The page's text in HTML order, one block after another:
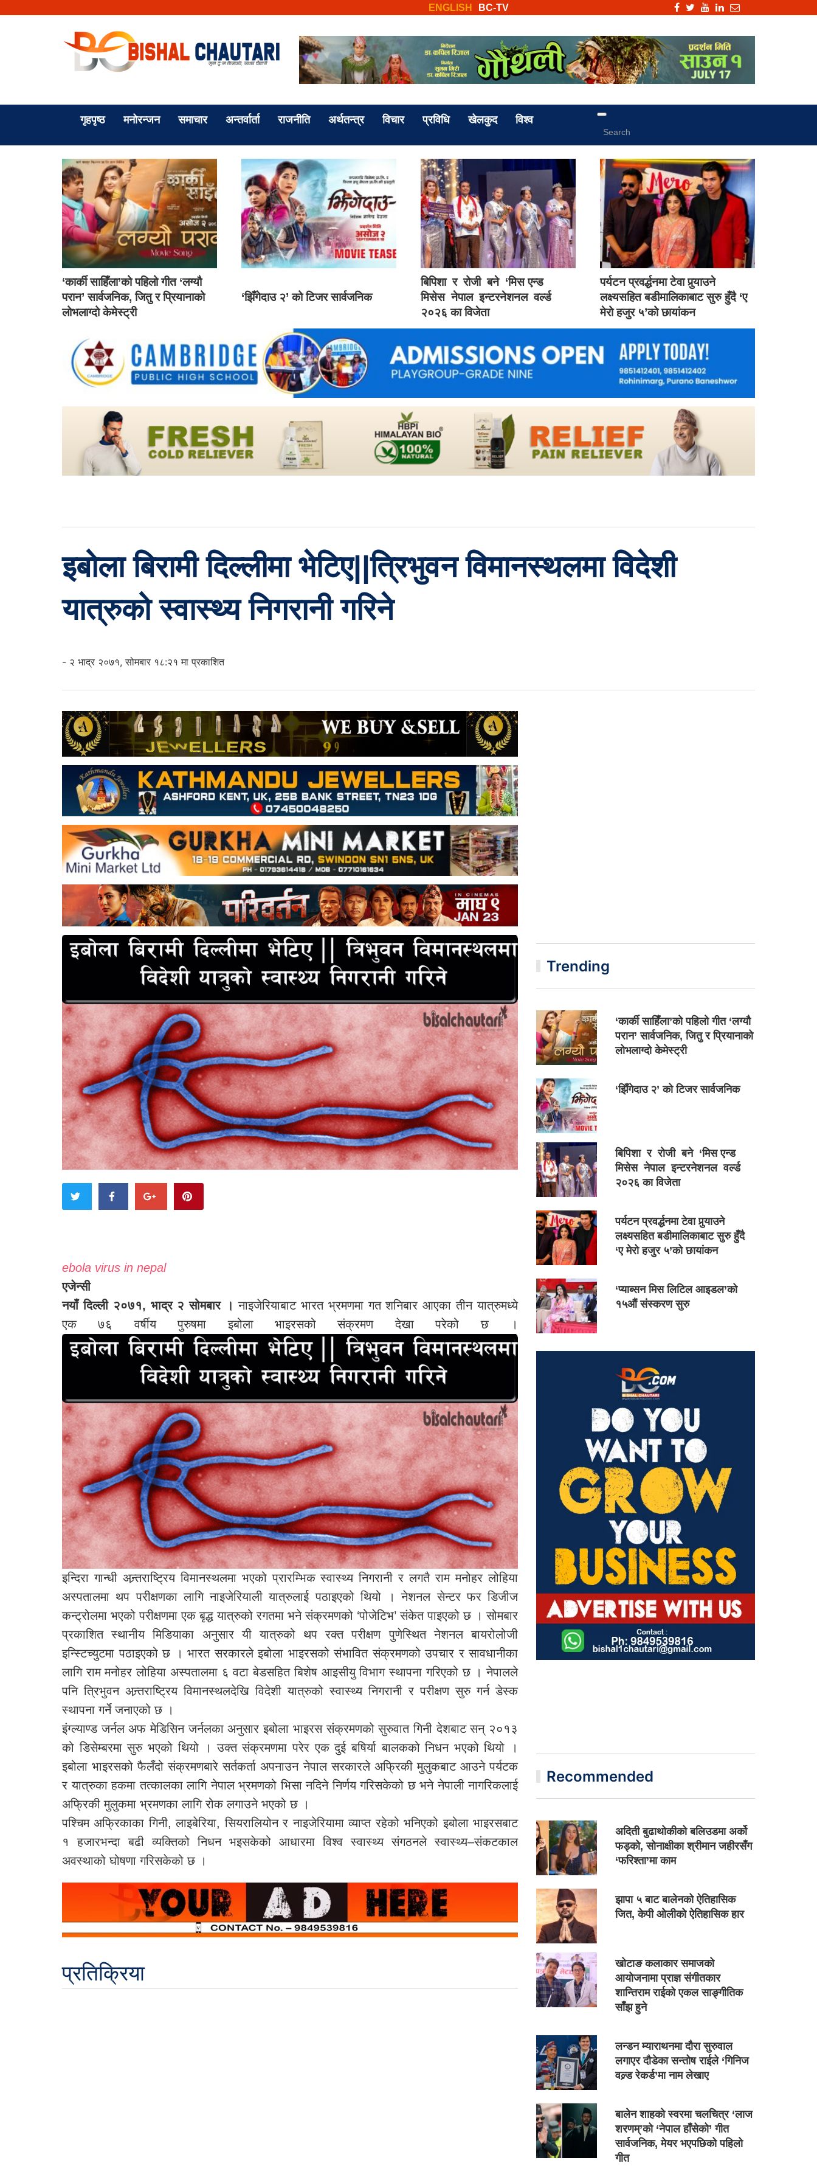
BC-TV
ENGLISH
गृहपृष्ठ मनोरन्जन समाचार अन्तर्वार्ता राजनीति अर्थतन्त्र विचार प्रविधि खेलकुद विश्व
‘कार्की साहिँला’को पहिलो गीत ‘लग्यौ
परान’ सार्वजनिक, जितु र प्रियानाको
लोभलाग्दो केमेस्ट्री
‘झिँगेदाउ २’ को टिजर सार्वजनिक
बिपिशा र रोजी बने ‘मिस एन्ड
मिसेस नेपाल इन्टरनेशनल वर्ल्ड
२०२६ का विजेता
पर्यटन प्रवर्द्धनमा टेवा पुर्‍याउने
लक्ष्यसहित बडीमालिकाबाट सुरु हुँदै ‘ए
मेरो हजुर ५’को छायांकन
इबोला बिरामी दिल्लीमा भेटिए||त्रिभुवन विमानस्थलमा विदेशी
यात्रुको स्वास्थ्य निगरानी गरिने
- २ भाद्र २०७१, सोमबार १८:२१ मा प्रकाशित
ebola virus in nepal
एजेन्सी
नयाँ दिल्ली २०७१, भाद्र २ सोमबार । नाइजेरियाबाट भारत भ्रमणमा गत शनिबार आएका तीन यात्रुमध्ये
एक ७६ वर्षीय पुरुषमा इबोला भाइरसको संक्रमण देखा परेको छ ।
इन्दिरा गान्धी अन्र्तराष्ट्रिय विमानस्थलमा भएको प्रारम्भिक स्वास्थ्य निगरानी र लगतै राम मनोहर लोहिया
अस्पतालमा थप परीक्षणका लागि नाइजेरियाली यात्रुलाई पठाइएको थियो । नेशनल सेन्टर फर डिजीज
कन्ट्रोलमा भएको परीक्षणमा एक बृद्ध यात्रुको रगतमा भने संक्रमणको ‘पोजेटिभ’ संकेत पाइएको छ । सोमबार
प्रकाशित स्थानीय मिडियाका अनुसार यी यात्रुको थप रक्त परीक्षण पुणेस्थित नेशनल बायरोलोजी
इन्स्टिच्युटमा पठाइएको छ । भारत सरकारले इबोला भाइरसको संभावित संक्रमणको उपचार र सावधानीका
लागि राम मनोहर लोहिया अस्पतालमा ६ वटा बेडसहित बिशेष आइसीयु विभाग स्थापना गरिएको छ । नेपालले
पनि त्रिभुवन अन्र्तराष्ट्रिय विमानस्थलदेखि विदेशी यात्रुको स्वास्थ्य निगरानी र परीक्षण सुरु गर्न डेस्क
स्थापना गर्ने जनाएको छ ।
इंग्ल्याण्ड जर्नल अफ मेडिसिन जर्नलका अनुसार इबोला भाइरस संक्रमणको सुरुवात गिनी देशबाट सन् २०१३
को डिसेम्बरमा सुरु भएको थियो । उक्त संक्रमणमा परेर एक दुई बषिर्या बालकको निधन भएको थियो ।
इबोला भाइरसको फैलँदो संक्रमणबारे सर्तकर्ता अपनाउन नेपाल सरकारले अफ्रिकी मुलुकबाट आउने पर्यटक
र यात्रुका हकमा तत्कालका लागि नेपाल भ्रमणको भिसा नदिने निर्णय गरिसकेको छ भने नेपाली नागरिकलाई
अफ्रिकी मुलुकमा भ्रमणका लागि रोक लगाउने भएको छ ।
पश्चिम अफ्रिकाका गिनी, लाइबेरिया, सियरालियोन र नाइजेरियामा व्याप्त रहेको भनिएको इबोला भाइरसबाट
१ हजारभन्दा बढी व्यक्तिको निधन भइसकेको आधारमा विश्व स्वास्थ्य संगठनले स्वास्थ्य–संकटकाल
अवस्थाको घोषणा गरिसकेको छ ।
प्रतिक्रिया
Trending
‘कार्की साहिँला’को पहिलो गीत ‘लग्यौ
परान’ सार्वजनिक, जितु र प्रियानाको
लोभलाग्दो केमेस्ट्री
‘झिँगेदाउ २’ को टिजर सार्वजनिक
बिपिशा र रोजी बने ‘मिस एन्ड
मिसेस नेपाल इन्टरनेशनल वर्ल्ड
२०२६ का विजेता
पर्यटन प्रवर्द्धनमा टेवा पुर्‍याउने
लक्ष्यसहित बडीमालिकाबाट सुरु हुँदै
‘ए मेरो हजुर ५’को छायांकन
‘प्याब्सन मिस लिटिल आइडल’को
१५औं संस्करण सुरु
Recommended
अदिती बुढाथोकीको बलिउडमा अर्को
फड्को, सोनाक्षीका श्रीमान जहीरसँग
‘फरिश्ता’मा काम
झापा ५ बाट बालेनको ऐतिहासिक
जित, केपी ओलीको ऐतिहासिक हार
खोटाङ कलाकार समाजको
आयोजनामा प्राज्ञ संगीतकार
शान्तिराम राईको एकल साङ्गीतिक
साँझ हुने
लन्डन म्याराथनमा दौरा सुरुवाल
लगाएर दौडेका सन्तोष राईले ‘गिनिज
वल्र्ड रेकर्ड’मा नाम लेखाए
बालेन शाहको स्वरमा चलचित्र ‘लाज
शरणम्’को ‘नेपाल हाँसेको’ गीत
सार्वजनिक, मेयर भएपछिको पहिलो
गीत